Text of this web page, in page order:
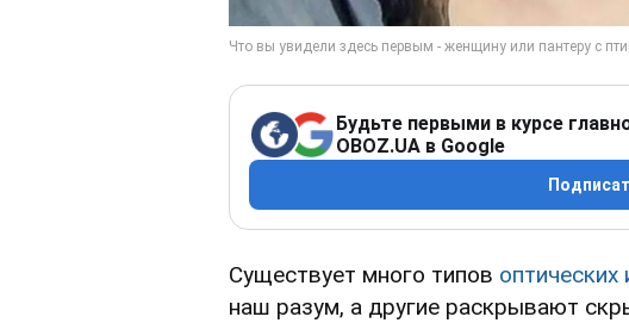
Будьте первыми в курсе
OBOZ.UA в Google
Существует много типов
наш разум, а другие раскрывают